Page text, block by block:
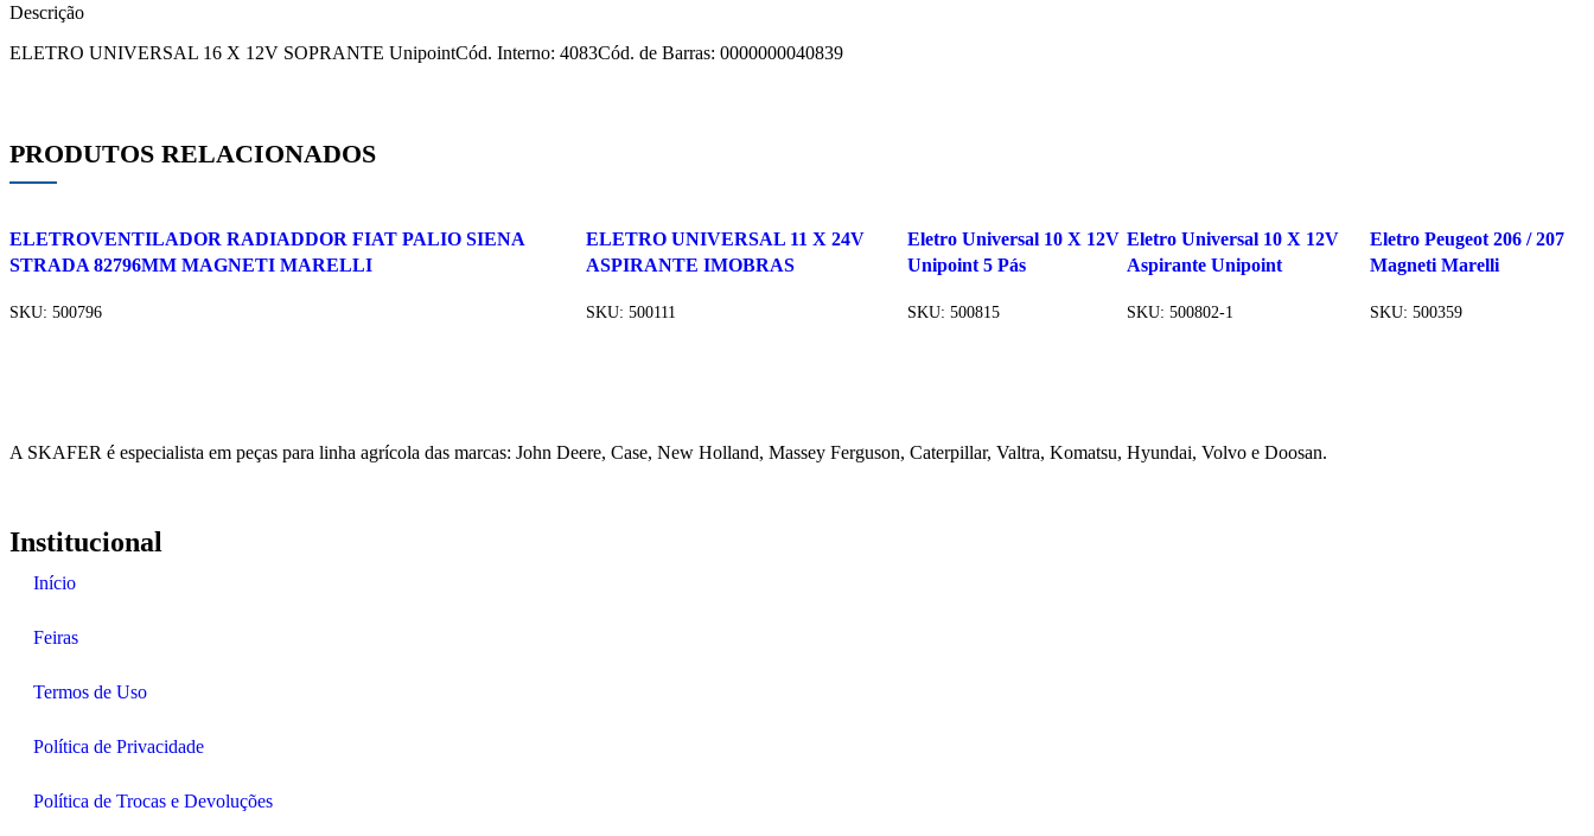
Descrição
ELETRO UNIVERSAL 16 X 12V SOPRANTE UnipointCód. Interno: 4083Cód. de Barras: 0000000040839
PRODUTOS RELACIONADOS
ELETROVENTILADOR RADIADDOR FIAT PALIO SIENA
STRADA 82796MM MAGNETI MARELLI
SKU: 500796
ELETRO UNIVERSAL 11 X 24V
ASPIRANTE IMOBRAS
SKU:500111
Eletro Universal 10 X 12V
Unipoint 5 Pás
SKU:500815
Eletro Universal 10 X 12V
Aspirante Unipoint
SKU:500802-1
Eletro Peugeot 206 / 207
Magneti Marelli
SKU: 500359
A SKAFER é especialista em peças para linha agrícola das marcas: John Deere, Case, New Holland, Massey Ferguson, Caterpillar, Valtra, Komatsu, Hyundai, Volvo e Doosan.
Institucional
Início
Feiras
Termos de Uso
Política de Privacidade
Política de Trocas e Devoluções